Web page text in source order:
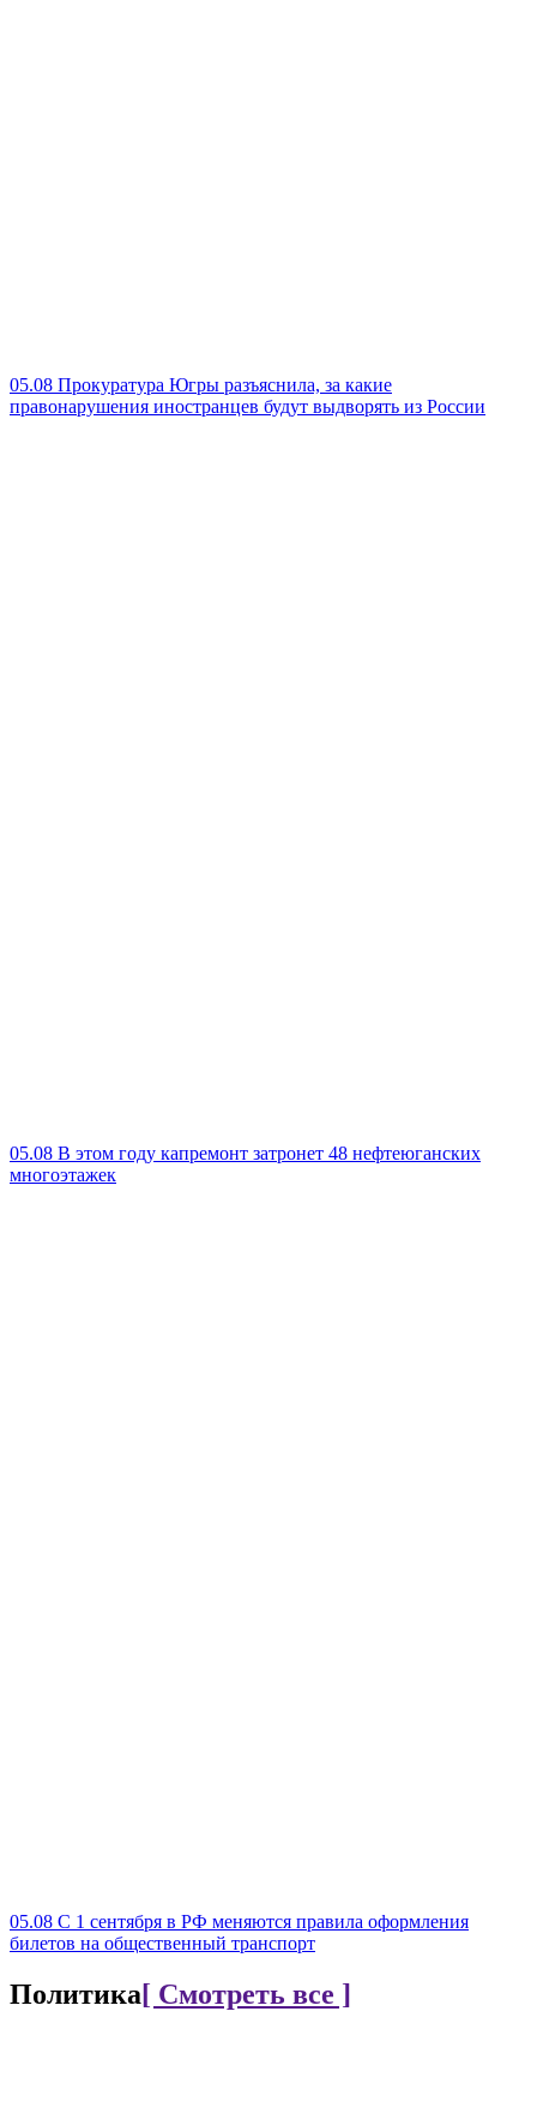
05.08 Прокуратура Югры разъяснила, за какие
правонарушения иностранцев будут выдворять из России
05.08 В этом году капремонт затронет 48 нефтеюганских
многоэтажек
05.08 С 1 сентября в РФ меняются правила оформления
билетов на общественный транспорт
Политика[ Смотреть все ]